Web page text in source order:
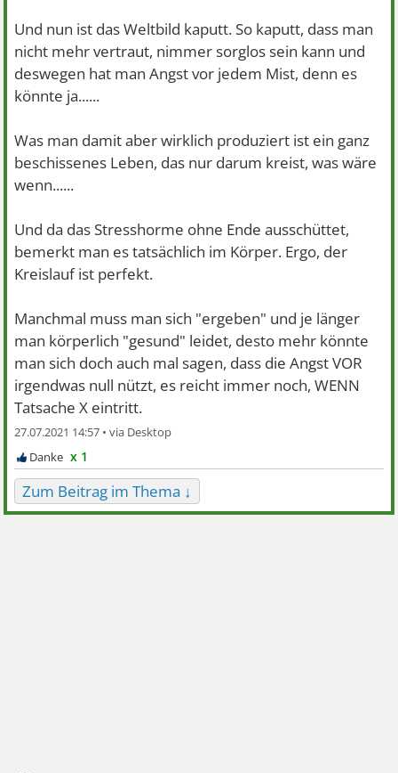
Und nun ist das Weltbild kaputt. So kaputt, dass man
nicht mehr vertraut, nimmer sorglos sein kann und
deswegen hat man Angst vor jedem Mist, denn es
könnte ja......
Was man damit aber wirklich produziert ist ein ganz
beschissenes Leben, das nur darum kreist, was wäre
wenn......
Und da das Stresshorme ohne Ende ausschüttet,
bemerkt man es tatsächlich im Körper. Ergo, der
Kreislauf ist perfekt.
Manchmal muss man sich "ergeben" und je länger
man körperlich "gesund" leidet, desto mehr könnte
man sich doch auch mal sagen, dass die Angst VOR
irgendwas null nützt, es reicht immer noch, WENN
Tatsache X eintritt.
27.07.2021 14:57 •
x 1
Zum Beitrag im Thema ↓